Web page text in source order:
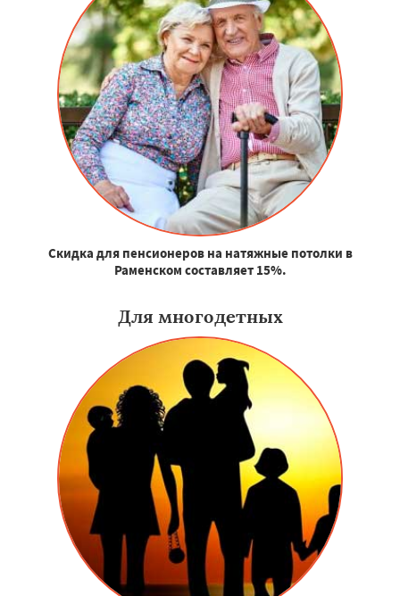
Скидка для пенсионеров на натяжные потолки в
Раменском составляет 15%.
Для многодетных